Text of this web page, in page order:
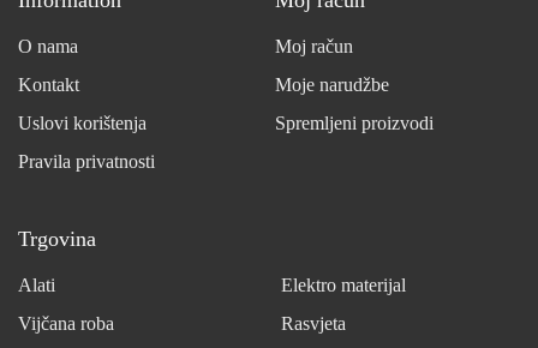
O nama
Kontakt
Uslovi korištenja
Pravila privatnosti
Moj račun
Moje narudžbe
Spremljeni proizvodi
Trgovina
Alati
Elektro materijal
Vijčana roba
Rasvjeta